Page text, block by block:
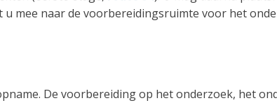
mee naar de voorbereidingsruimte voor het
De voorbereiding op het onderzoek, het